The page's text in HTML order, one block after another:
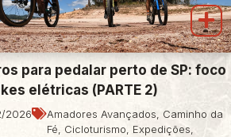
para pedalar perto de SP: foco
elétricas (PARTE 2)
2026 Amadores Avançados
Caminho da
Fé
Cicloturismo Expedições